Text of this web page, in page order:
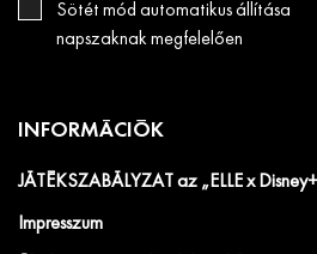
Sötét mód automatikus állítása
napszaknak megfelelően
INFORMÁCIÓK
JÁTÉKSZABÁLYZAT az „ELLE x
Impresszum